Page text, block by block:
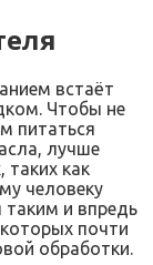
встаёт
Чтобы не
питаться
лучше
таких как
человеку
таким и впредь
почти
обработки.